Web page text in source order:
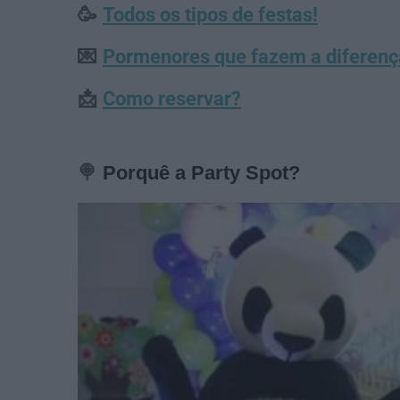
🥳 Todos os tipos de festas!
💌 Pormenores que fazem a
📩 Como reservar?
🍭 Porquê a Party Spot?